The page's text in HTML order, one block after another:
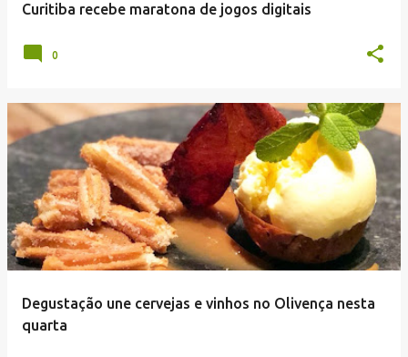
Curitiba recebe maratona de jogos digitais
0
Degustação une cervejas e vinhos no Olivença nesta
quarta